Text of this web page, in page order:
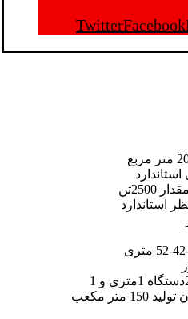
TwitterFacebook
استاندارد
3 دستگاه بچینگ لیپهر(2دستگاه 1متری و 1
دستگاه 1/2 متری با توان تولید 150 متر مکعب